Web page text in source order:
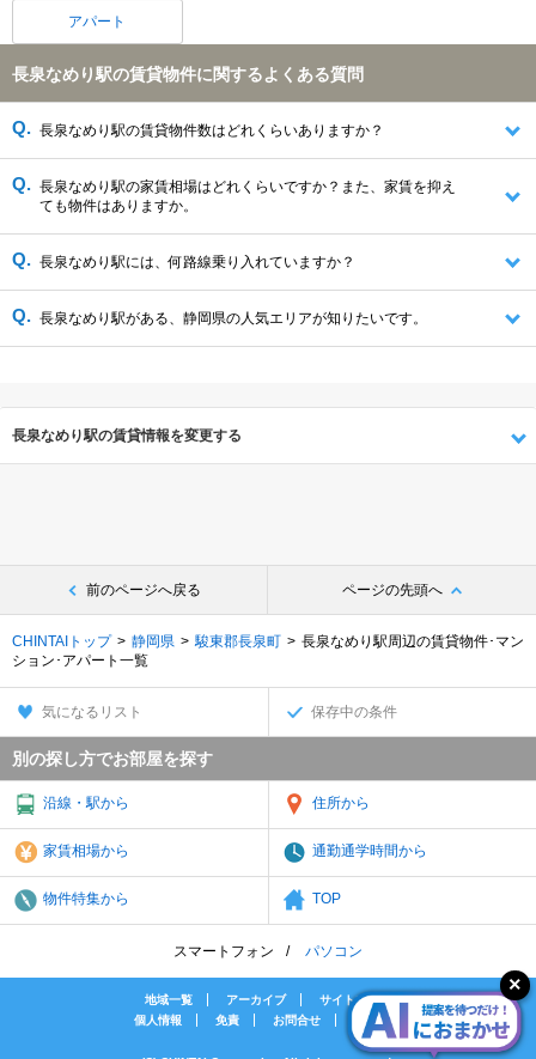
アパート
長泉なめり駅の賃貸物件に関するよくある質問
長泉なめり駅の賃貸物件数はどれくらいありますか？
長泉なめり駅の家賃相場はどれくらいですか？また、家賃を抑え
ても物件はありますか。
長泉なめり駅には、何路線乗り入れていますか？
長泉なめり駅がある、静岡県の人気エリアが知りたいです。
長泉なめり駅の賃貸情報を変更する
前のページへ戻る ページの先頭へ
CHINTAIトップ 静岡県 駿東郡長泉町
長泉なめり駅周辺の賃貸物件･マン
ション･アパート一覧
気になるリスト 保存中の条件
別の探し方でお部屋を探す
沿線・駅から 住所から
家賃相場から 通勤通学時間から
物件特集から TOP
スマートフォン パソコン
地域一覧 アーカイブ
サイトマップ
個人情報
免責 お問合せ 会社案内